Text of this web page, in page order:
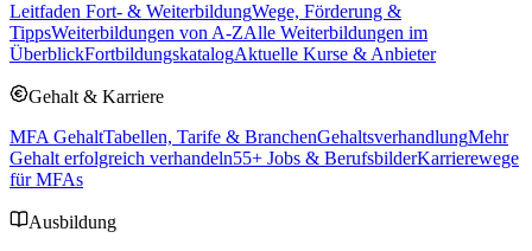
Leitfaden Fort- & WeiterbildungWege, Förderung &
TippsWeiterbildungen von A-ZAlle Weiterbildungen im
ÜberblickFortbildungskatalogAktuelle Kurse & Anbieter
Gehalt & Karriere
MFA GehaltTabellen, Tarife & BranchenGehaltsverhandlungMehr
Gehalt erfolgreich verhandeln55+ Jobs & BerufsbilderKarrierewege
für MFAs
Ausbildung